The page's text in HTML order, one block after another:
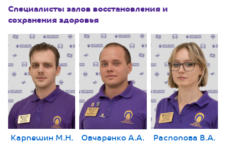
Специалисты залов восстановления и
сохранения здоровья
Карпешин М.Н. Овчаренко А.А. Распопова В.А.